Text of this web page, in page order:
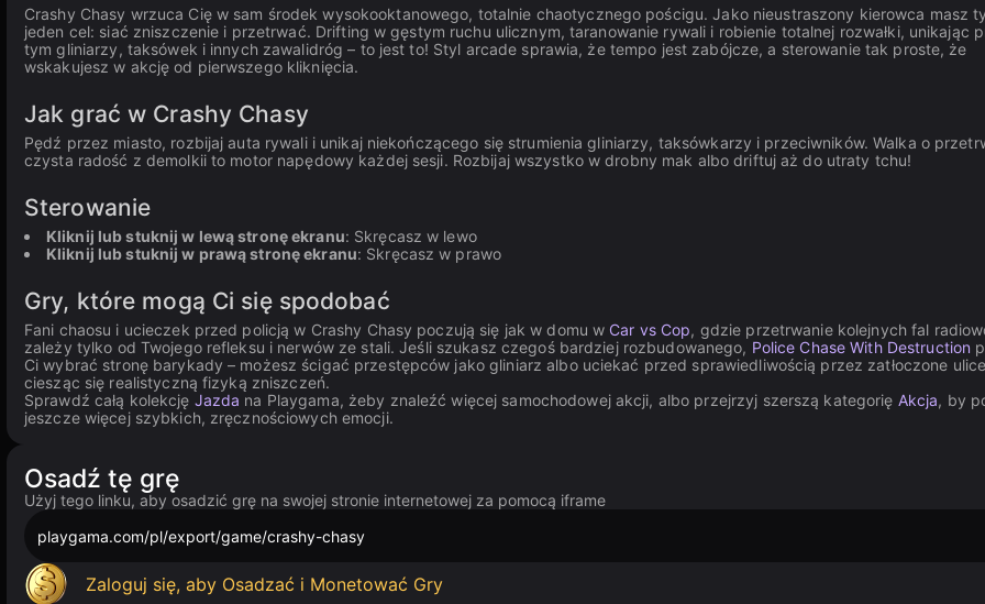
Crashy Chasy wrzuca Cię w sam środek wysokooktanowego, totalnie chaotycznego pościgu. Jako nieustraszony kierowca masz
jeden cel: siać zniszczenie i przetrwać. Drifting w gęstym ruchu ulicznym, taranowanie rywali i robienie totalnej rozwałki, unikając
tym gliniarzy, taksówek i innych zawalidróg – to jest to! Styl arcade sprawia, że tempo jest zabójcze, a sterowanie tak proste, że
wskakujesz w akcję od pierwszego kliknięcia.
Jak grać w Crashy Chasy
Pędź przez miasto, rozbijaj auta rywali i unikaj niekończącego się strumienia gliniarzy, taksówkarzy i przeciwników. Walka o
czysta radość z demolkii to motor napędowy każdej sesji. Rozbijaj wszystko w drobny mak albo driftuj aż do utraty tchu!
Sterowanie
Kliknij lub stuknij w lewą stronę ekranu: Skręcasz w lewo
Kliknij lub stuknij w prawą stronę ekranu: Skręcasz w prawo
Gry, które mogą Ci się spodobać
Fani chaosu i ucieczek przed policją w Crashy Chasy poczują się jak w domu w Car vs Cop, gdzie przetrwanie kolejnych fal
zależy tylko od Twojego refleksu i nerwów ze stali. Jeśli szukasz czegoś bardziej rozbudowanego, Police Chase With Destruction
Ci wybrać stronę barykady – możesz ścigać przestępców jako gliniarz albo uciekać przed sprawiedliwością przez zatłoczone
ciesząc się realistyczną fizyką zniszczeń.
Sprawdź całą kolekcję Jazda na Playgama, żeby znaleźć więcej samochodowej akcji, albo przejrzyj szerszą kategorię Akcja, by
jeszcze więcej szybkich, zręcznościowych emocji.
Osadź tę grę
Użyj tego linku, aby osadzić grę na swojej stronie internetowej za pomocą iframe
playgama.com/pl/export/game/crashy-chasy
Zaloguj się, aby Osadzać i Monetować Gry